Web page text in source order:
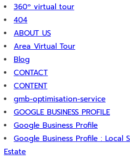
360º virtual tour
404
ABOUT US
Area Virtual Tour
Blog
CONTACT
CONTENT
gmb-optimisation-service
GOOGLE BUSINESS PROFILE
Google Business Profile
Google Business Profile : Local
Estate